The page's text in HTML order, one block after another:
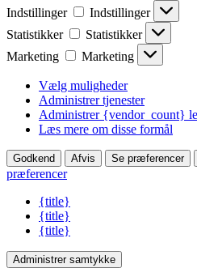
Indstillinger
Indstillinger
Statistikker
Statistikker
Marketing
Marketing
Vælg muligheder
Administrer tjenester
Administrer {vendor_count}
Læs mere om disse formål
Godkend Afvis Se præferencer
præferencer
{title}
{title}
{title}
Administrer samtykke